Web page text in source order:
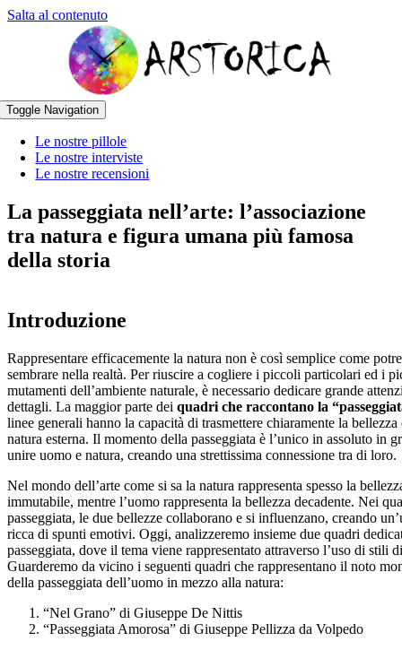
Salta al contenuto
Toggle Navigation
Le nostre pillole
Le nostre interviste
Le nostre recensioni
La passeggiata nell’arte: l’associazione
tra natura e figura umana più famosa
della storia
Introduzione
Rappresentare efficacemente la natura non è così semplice come
sembrare nella realtà. Per riuscire a cogliere i piccoli particolari ed i
mutamenti dell’ambiente naturale, è necessario dedicare grande
dettagli. La maggior parte dei quadri che raccontano la
linee generali hanno la capacità di trasmettere chiaramente la bellezza
natura esterna. Il momento della passeggiata è l’unico in assoluto in
unire uomo e natura, creando una strettissima connessione tra di loro.
Nel mondo dell’arte come si sa la natura rappresenta spesso la
immutabile, mentre l’uomo rappresenta la bellezza decadente. Nei
passeggiata, le due bellezze collaborano e si influenzano, creando
ricca di spunti emotivi. Oggi, analizzeremo insieme due quadri
passeggiata, dove il tema viene rappresentato attraverso l’uso di stili
Guarderemo da vicino i seguenti quadri che rappresentano il noto
della passeggiata dell’uomo in mezzo alla natura:
“Nel Grano” di Giuseppe De Nittis
“Passeggiata Amorosa” di Giuseppe Pellizza da Volpedo